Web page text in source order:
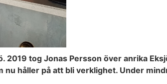
2019 tog Jonas Persson över anrika
nu håller på att bli verklighet. Under